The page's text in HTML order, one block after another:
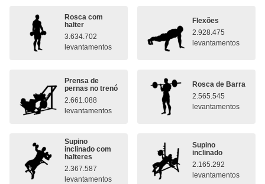
Rosca com
halter
3.634.702
levantamentos
Flexões
2.928.475
levantamentos
Prensa de
pernas no trenó
2.661.088
levantamentos
Rosca de Barra
2.565.545
levantamentos
Supino
inclinado com
halteres
2.367.587
levantamentos
Supino
inclinado
2.165.292
levantamentos